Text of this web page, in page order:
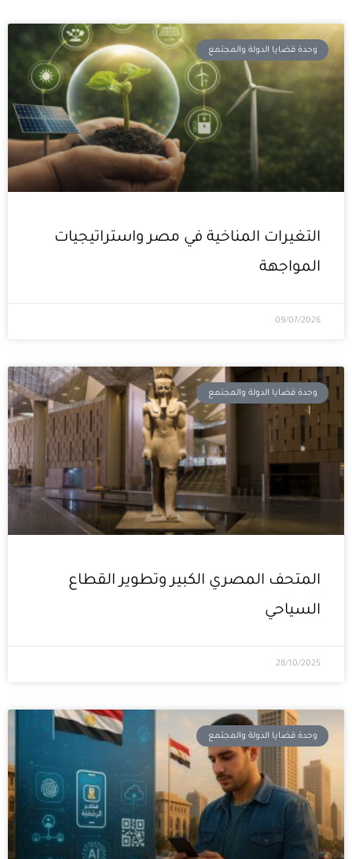
وحدة قضايا الدولة والمجتمع
التغيرات المناخية في مصر واستراتيجيات
المواجهة
09/07/2026
وحدة قضايا الدولة والمجتمع
المتحف المصري الكبير وتطوير القطاع
السياحي
28/10/2025
وحدة قضايا الدولة والمجتمع